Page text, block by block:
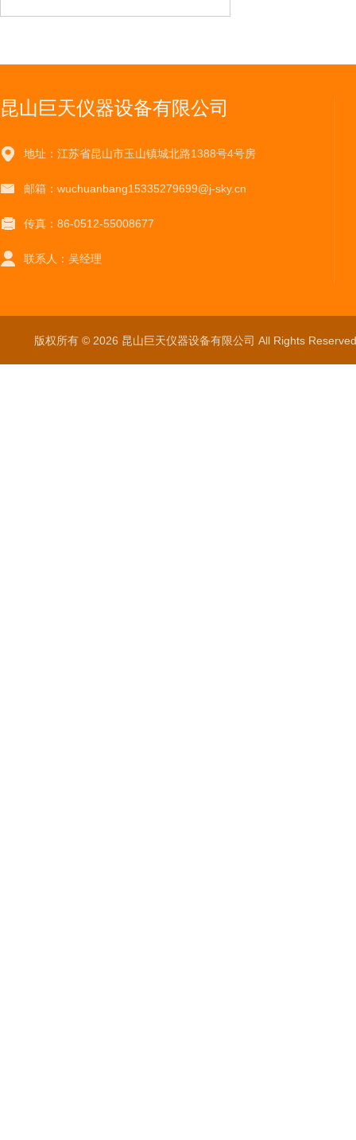
昆山巨天仪器设备有限公司
地址：江苏省昆山市玉山镇城北路1388号4号房
邮箱：wuchuanbang15335279699@j-sky.cn
传真：86-0512-55008677
联系人：吴经理
版权所有 © 2026 昆山巨天仪器设备有限公司 All Rights